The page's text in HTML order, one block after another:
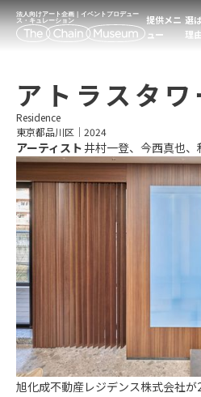
法人向けアート企画｜イベントプロデュー
ス・キュレーション
提供メニ
ュー
選
理
アトラスタ
Residence
東京都品川区 ｜ 2024
アーティスト井村一登、今西真也
旭化成不動産レジデンス株式会社